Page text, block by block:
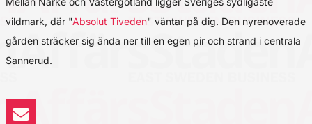
vildmark, där "Absolut Tiveden" väntar på dig. Den nyrenoverade
gården sträcker sig ända ner till en egen pir och strand i centrala
Sannerud.